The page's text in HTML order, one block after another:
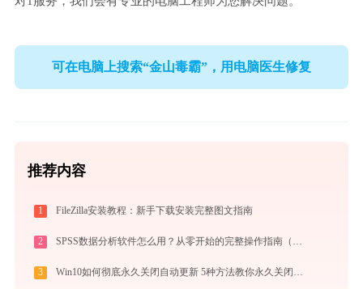
可在电脑上搜索“金山毒霸”，用电脑医生修复
推荐内容
1 FileZilla安装教程：新手下载安装完整图文指南
2 SPSS数据分析软件怎么用？从零开始的完整操作指南（附实战案例）
3 Win10如何彻底永久关闭自动更新 5种方法教你永久关闭win10自动更新